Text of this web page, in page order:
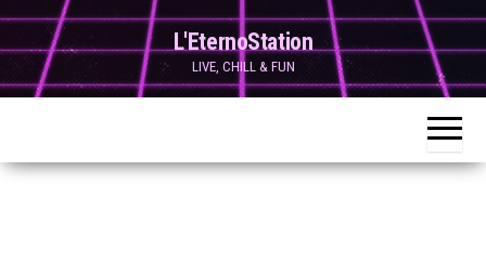
Skip
to
content
L'EternoStation
LIVE, CHILL & FUN